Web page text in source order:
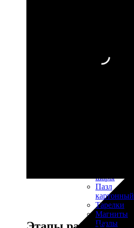
шары
Пазл
картонный
Тарелки
Магниты
Пазлы